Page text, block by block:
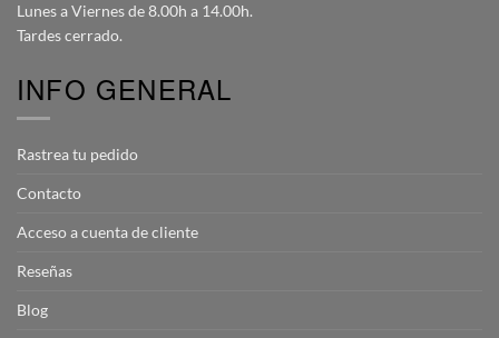
Lunes a Viernes de 8.00h a 14.00h.
Tardes cerrado.
INFO GENERAL
Rastrea tu pedido
Contacto
Acceso a cuenta de cliente
Reseñas
Blog